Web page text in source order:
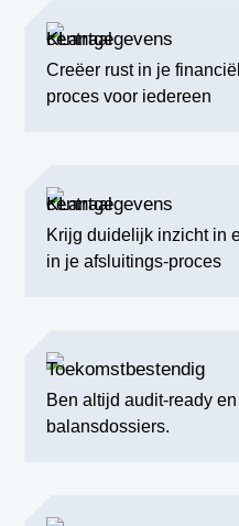
Creëer rust in je
proces voor iedereen
Krijg duidelijk inzicht in
in je afsluitings-proces
Ben altijd audit-ready
balansdossiers.